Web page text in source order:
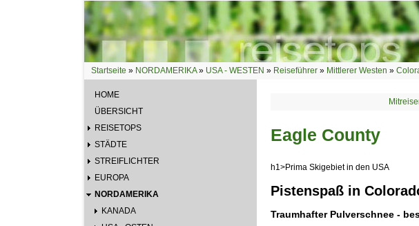
Sie sind hier
Startseite » NORDAMERIKA» USA - WESTEN » Reiseführer » Mittlerer Westen »
HOME
ÜBERSICHT
REISETOPS
STÄDTE
STREIFLICHTER
EUROPA
NORDAMERIKA
KANADA
Eagle County
h1>Prima Skigebiet in den USA
Pistenspaß in
Traumhafter Pulverschnee -